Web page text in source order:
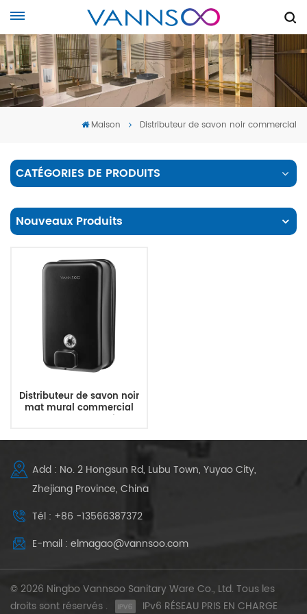
Maison Distributeur de savon noir commercial
CATÉGORIES DE PRODUITS
Nouveaux Produits
Distributeur de savon noir
mat mural commercial
pour salle de bain
Add : No. 2 Hongsun Rd, Lubu Town, Yuyao City,
Zhejiang Province, China
Tél : +86 -13566387372
E-mail : elmagao@vannsoo.com
© 2026 Ningbo Vannsoo Sanitary Ware Co., Ltd. Tous les
droits sont réservés .
IPv6 RÉSEAU PRIS EN CHARGE